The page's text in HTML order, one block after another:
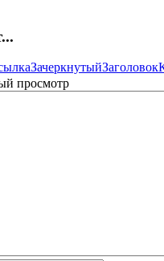
ЗачеркнутыйЗаголовок
просмотр